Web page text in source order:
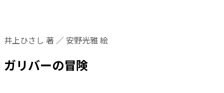
井上ひさし 著 ／ 安野光雅 絵
ガリバーの冒険